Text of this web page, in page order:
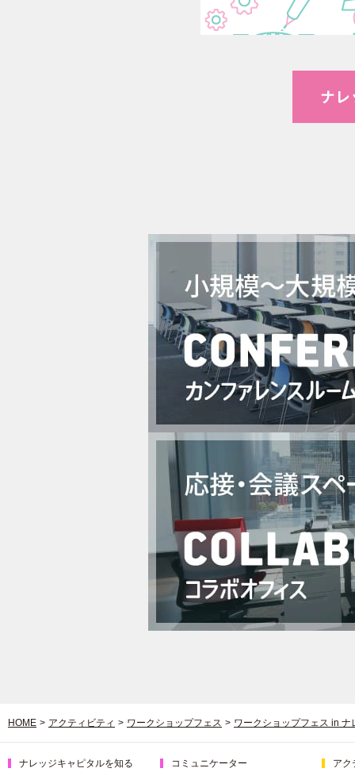
HOME > アクティビティ > ワークショップフェス > ワークショップフェス in ナ
ナレッジキャピタルを知る コミュニケーター アク